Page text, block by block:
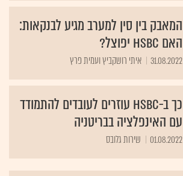
המאבק בין סין למערב מגיע לבנקאות:
האם HSBC יפוצל?
31.08.2022 איתי רושקביץ ועמית פרץ
כך ב-HSBC עוזרים לעובדים להתמודד
עם האינפלציה בבריטניה
01.08.2022 שירות גלובס